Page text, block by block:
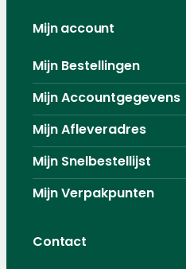
Mijn account
Mijn Bestellingen
Mijn Accountgegevens
Mijn Afleveradres
Mijn Snelbestellijst
Mijn Verpakpunten
Contact